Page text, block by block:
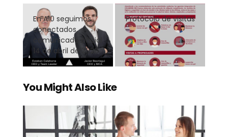
En A10 seguimos
conectados,
comunicado oficial
14 de abril de 2020
Protocolo de visitas
You Might Also Like